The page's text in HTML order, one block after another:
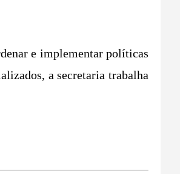
e implementar políticas
a secretaria trabalha